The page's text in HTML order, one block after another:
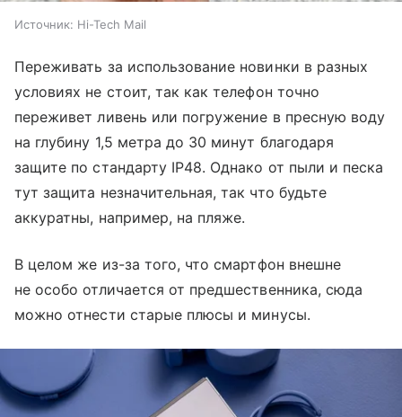
Источник: Hi-Tech Mail
Переживать за использование новинки в разных
условиях не стоит, так как телефон точно
переживет ливень или погружение в пресную воду
на глубину 1,5 метра до 30 минут благодаря
защите по стандарту IP48. Однако от пыли и песка
тут защита незначительная, так что будьте
аккуратны, например, на пляже.
В целом же из-за того, что смартфон внешне
не особо отличается от предшественника, сюда
можно отнести старые плюсы и минусы.